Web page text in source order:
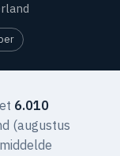
6.010
(augustus